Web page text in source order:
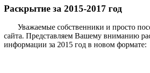
Раскрытие за 2015-2017 год
Уважаемые собственники и просто
сайта. Представляем Вашему вниманию
информации за 2015 год в новом формате: